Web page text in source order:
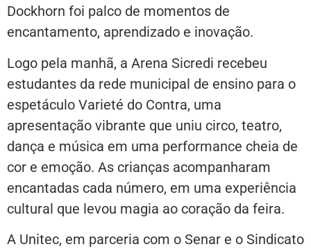
Dockhorn foi palco de momentos de
encantamento, aprendizado e inovação.
Logo pela manhã, a Arena Sicredi recebeu
estudantes da rede municipal de ensino para o
espetáculo Varieté do Contra, uma
apresentação vibrante que uniu circo, teatro,
dança e música em uma performance cheia de
cor e emoção. As crianças acompanharam
encantadas cada número, em uma experiência
cultural que levou magia ao coração da feira.
A Unitec, em parceria com o Senar e o Sindicato